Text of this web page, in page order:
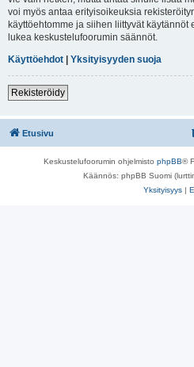
voi myös antaa erityisoikeuksia
käyttöehtomme ja siihen liittyvät käytännöt
lukea keskustelufoorumin säännöt.
Käyttöehdot | Yksityisyyden suoja
Rekisteröidy
Etusivu
Keskustelufoorumin ohjelmisto phpBB®
Käännös: phpBB Suomi
Yksityisyys |